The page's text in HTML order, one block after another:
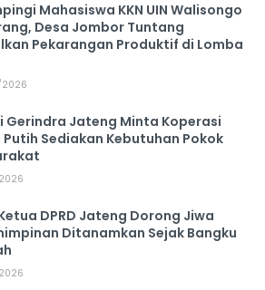
Mahasiswa KKN UIN Walisongo
Desa Jombor Tuntang
Pekarangan Produktif di Lomba
Gerindra Jateng Minta Koperasi
Putih Sediakan Kebutuhan Pokok
DPRD Jateng Dorong Jiwa
Ditanamkan Sejak Bangku